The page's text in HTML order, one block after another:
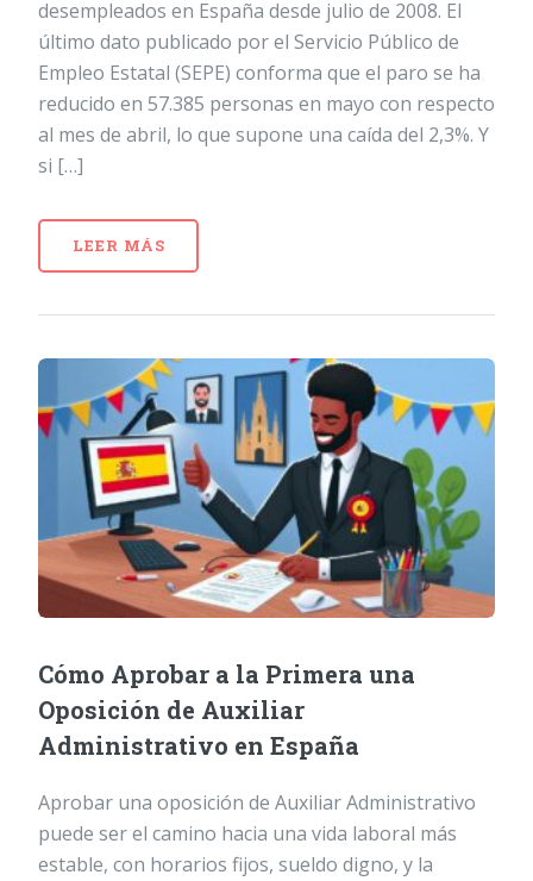
desempleados en España desde julio de 2008. El
último dato publicado por el Servicio Público de
Empleo Estatal (SEPE) conforma que el paro se ha
reducido en 57.385 personas en mayo con respecto
al mes de abril, lo que supone una caída del 2,3%. Y
si […]
LEER MÁS
Cómo Aprobar a la Primera una
Oposición de Auxiliar
Administrativo en España
Aprobar una oposición de Auxiliar Administrativo
puede ser el camino hacia una vida laboral más
estable, con horarios fijos, sueldo digno, y la